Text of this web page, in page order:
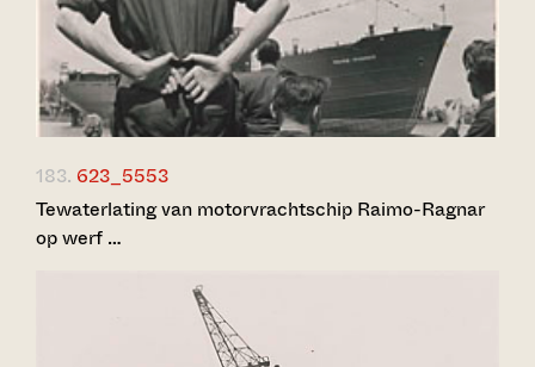
183. 623_5553
Tewaterlating van motorvrachtschip Raimo-Ragnar
op werf …